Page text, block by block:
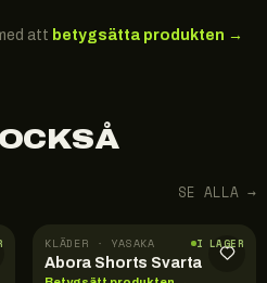
att betygsätta produkten →
SE ALLA →
KLÄDER · YASAKA I LAGER
Abora Shorts Svarta